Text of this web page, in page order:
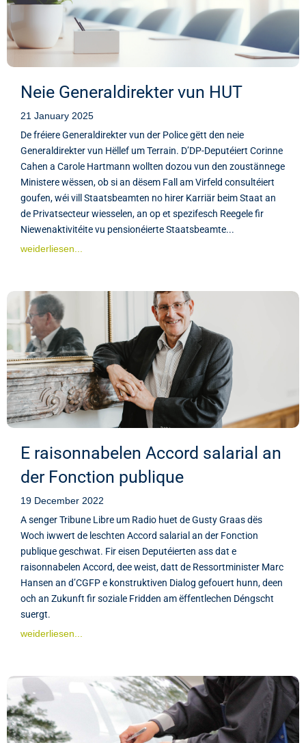
Neie Generaldirekter vun HUT
21 January 2025
De fréiere Generaldirekter vun der Police gëtt den neie
Generaldirekter vun Hëllef um Terrain. D’DP-Deputéiert Corinne
Cahen a Carole Hartmann wollten dozou vun den zoustännege
Ministere wëssen, ob si an dësem Fall am Virfeld consultéiert
goufen, wéi vill Staatsbeamten no hirer Karriär beim Staat an
de Privatsecteur wiesselen, an op et spezifesch Reegele fir
Niewenaktivitéite vu pensionéierte Staatsbeamte...
weiderliesen...
E raisonnabelen Accord salarial an
der Fonction publique
19 December 2022
A senger Tribune Libre um Radio huet de Gusty Graas dës
Woch iwwert de leschten Accord salarial an der Fonction
publique geschwat. Fir eisen Deputéierten ass dat e
raisonnabelen Accord, dee weist, datt de Ressortminister Marc
Hansen an d’CGFP e konstruktiven Dialog gefouert hunn, deen
och an Zukunft fir soziale Fridden am ëffentlechen Déngscht
suergt.
weiderliesen...